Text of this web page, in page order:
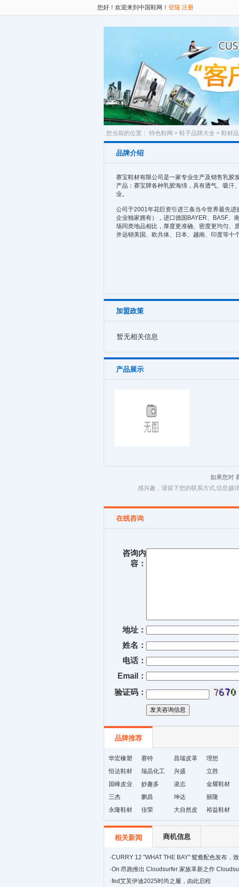
您好！欢迎来到中国鞋网！ 登陆 注册
您当前的位置： 特色鞋网 > 鞋子品牌大全 > 鞋材
品牌介绍
赛宝鞋材有限公司是一家专业生产及销售乳胶
产品：赛宝牌各种乳胶海绵，具有透气、吸汗
业。
公司于2001年花巨资引进三条当今世界最先
企业独家拥有），进口德国BAYER、BASF、
场同类地品相比，厚度更准确、密度更均匀、
并远销美国、欧共体、日本、越南、印度等十
加盟政策
暂无相关信息
产品展示
如果您对
感兴趣，请留下您的联系方式,信息越
在线咨询
咨询内
容：
地址：
姓名：
电话：
Email：
验证码：
品牌推荐
华宏橡塑 赛特 昌瑞皮革 理想
恒达鞋材
瑞晶化工 兴盛 立胜
国峰皮业 妙趣多 凌志 金耀鞋材
三杰
鹏昌 坤达 丽隆
永隆鞋材
佳荣
大自然皮
革
裕益鞋材
相关新闻 商机信息
·CURRY 12 "WHAT THE BAY" 鸳鸯配色发布，
传奇与全明星荣耀
·On 昂跑推出 Cloudsurfer 家族革新之作
训练型跑鞋
·fed艾芙伊迪2025时尚之履，由此启程